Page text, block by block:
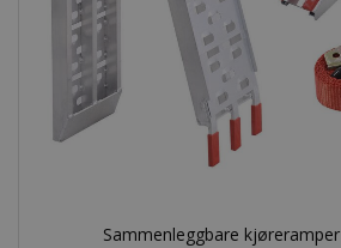
Sammenleggbare